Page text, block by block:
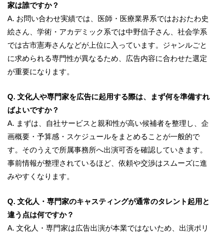
家は誰ですか？
A. お問い合わせ実績では、医師・医療業界系ではおおたわ史
絵さん、学術・アカデミック系では中野信子さん、社会学系
では古市憲寿さんなどが上位に入っています。ジャンルごと
に求められる専門性が異なるため、広告内容に合わせた選定
が重要になります。
Q. 文化人や専門家を広告に起用する際は、まず何を準備すれ
ばよいですか？
A. まずは、自社サービスと親和性が高い候補者を整理し、企
画概要・予算感・スケジュールをまとめることが一般的で
す。そのうえで所属事務所へ出演可否を確認していきます。
事前情報が整理されているほど、依頼や交渉はスムーズに進
みやすくなります。
Q. 文化人・専門家のキャスティングが通常のタレント起用と
違う点は何ですか？
A. 文化人・専門家は広告出演が本業ではないため、出演ポリ